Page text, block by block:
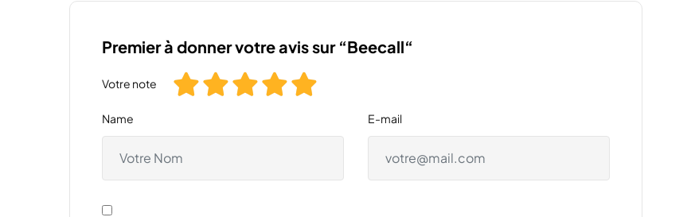
Premier à donner votre avis sur “Beecall“
Votre note
Name E-mail